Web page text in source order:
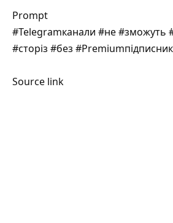
Prompt
#Telegramканали #не #зможуть
#сторіз #без
Source link